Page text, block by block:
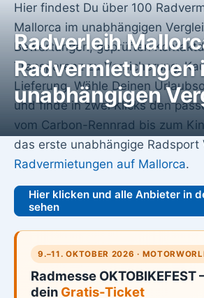
Radverleih
Radvermietungen
unabhängigen
Hier findest Du über 100
Mallorca im unabhängigen
Bewertungen, geprüften
Transparenz zu Versicherung,
Lieferung. Wähle Deinen
und finde in zwei Klicks den
vom Carbon-Rennrad bis zum
das erste unabhängige Radsport
Radvermietungen auf Mallorca.
Hier klicken und alle Anbieter in
sehen
9.–11. OKTOBER 2026 ·
Radmesse
dein Gratis-Ticket